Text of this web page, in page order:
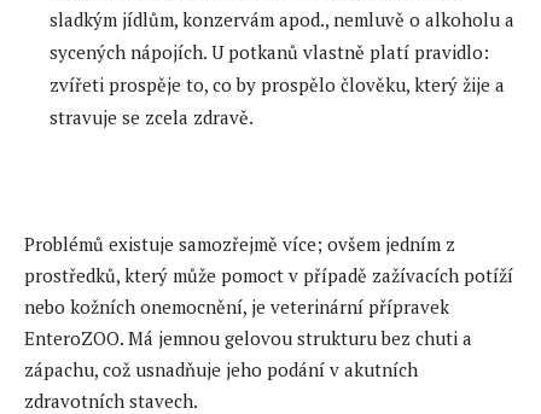
sladkým jídlům, konzervám apod., nemluvě o alkoholu a
sycených nápojích. U potkanů vlastně platí pravidlo:
zvířeti prospěje to, co by prospělo člověku, který žije a
stravuje se zcela zdravě.
Problémů existuje samozřejmě více; ovšem jedním z
prostředků, který může pomoct v případě zažívacích potíží
nebo kožních onemocnění, je veterinární přípravek
EnteroZOO. Má jemnou gelovou strukturu bez chuti a
zápachu, což usnadňuje jeho podání v akutních
zdravotních stavech.